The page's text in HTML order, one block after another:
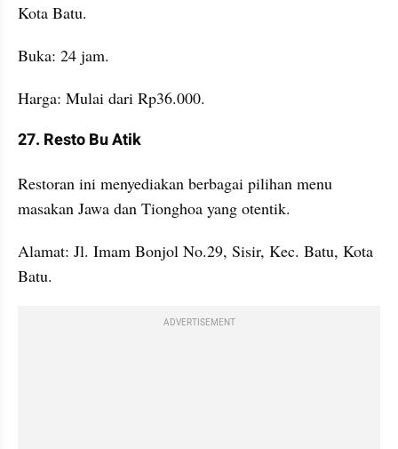
Kota Batu.
Buka: 24 jam.
Harga: Mulai dari Rp36.000.
27. Resto Bu Atik
Restoran ini menyediakan berbagai pilihan menu
masakan Jawa dan Tionghoa yang otentik.
Alamat: Jl. Imam Bonjol No.29, Sisir, Kec. Batu, Kota
Batu.
ADVERTISEMENT